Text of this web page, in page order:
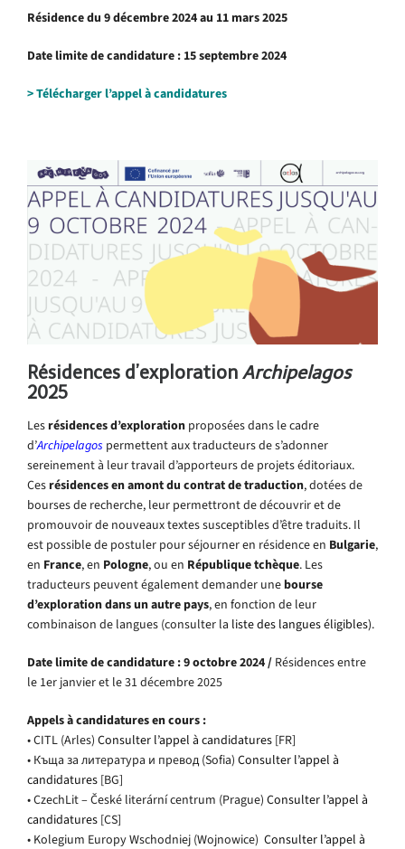
Résidence du 9 décembre 2024 au 11 mars 2025
Date limite de candidature : 15 septembre 2024
> Télécharger l’appel à candidatures
Résidences d’exploration Archipelagos
2025
Lesrésidences d’exploration proposées dans le cadre
d’Archipelagos permettent aux traducteurs de s’adonner
sereinement à leur travail d’apporteurs de projets éditoriaux.
Cesrésidences en amont du contrat de traduction, dotées de
bourses de recherche, leur permettront de découvrir et de
promouvoir de nouveaux textes susceptibles d’être traduits. Il
est possible de postuler pour séjourner en résidence en Bulgarie,
en France, en Pologne, ou en République tchèque. Les
traducteurs peuvent également demander unebourse
d’exploration dans un autre pays, en fonction de leur
combinaison de langues (consulter la liste des langues éligibles).
Date limite de candidature : 9 octobre 2024 / Résidences entre
le 1er janvier et le 31 décembre 2025
Appels à candidatures en cours :
• CITL (Arles) Consulter l’appel à candidatures [FR]
• Къща за литература и превод (Sofia) Consulter l’appel à
candidatures [BG]
• CzechLit – České literární centrum (Prague) Consulter l’appel à
candidatures [CS]
• Kolegium Europy Wschodniej (Wojnowice) Consulter l’appel à